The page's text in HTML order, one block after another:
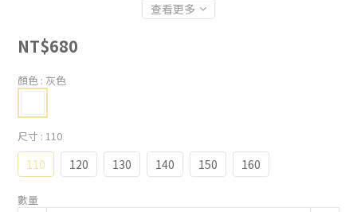
查看更多
NT$680
顏色 : 灰色
尺寸 : 110
110 120 130 140 150 160
數量